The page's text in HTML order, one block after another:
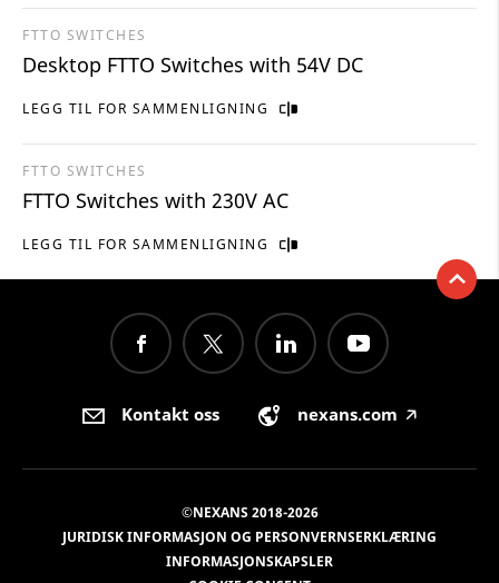
LEGG TIL FOR SAMMENLIGNING
FTTO SWITCHES
Desktop FTTO Switches with 54V DC
LEGG TIL FOR SAMMENLIGNING
FTTO SWITCHES
FTTO Switches with 230V AC
Kontakt oss nexans.com 🡥
©NEXANS 2018-2026
JURIDISK INFORMASJON OG PERSONVERNSERKLÆRING
INFORMASJONSKAPSLER